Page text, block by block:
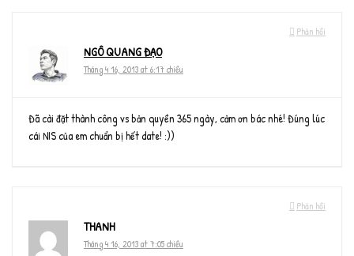
Phản hồi
NGÔ QUANG ĐẠO
Tháng 4 16, 2013 at 6:17 chiều
Đã cài đặt thành công vs bản quyền 365 ngày, cảm ơn bác nhé! Đúng lúc
cái NIS của em chuẩn bị hết date! :))
Phản hồi
THANH
Tháng 4 16, 2013 at 7:05 chiều